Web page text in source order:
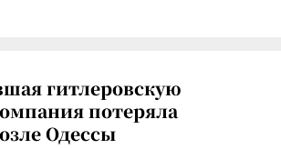
гитлеровскую
потеряла
Одессы